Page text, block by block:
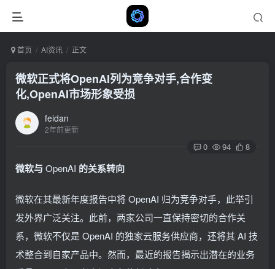
首页 AI资讯 正文
微软正式将OpenAI列为竞争对手,合作变
化,OpenAI市场形象受损
feidan
2年前更新
0 94 8
微软与 OpenAI 的关系转向
微软在其最新年度报告中将 OpenAI 归为竞争对手，此举引
发外界广泛关注。此前，两家公司一直保持密切的合作关
系，微软不仅是 OpenAI 的独家云服务供应商，还将其 AI 技
术整合到自家产品中。然而，最近的报告揭示出潜在的业务